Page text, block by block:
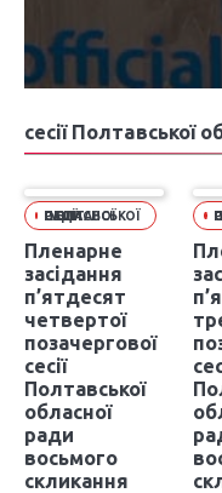
сесії Полтавської
СЕСІЇ ПОЛТАВСЬКОЇ ОБЛАСНОЇ РАДИ
Пленарне
засідання
п’ятдесят
четвертої
позачергової
сесії
Полтавської
обласної
ради
восьмого
скликання